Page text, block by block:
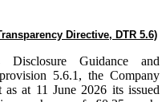
Directive, DTR 5.6)
Guidance and
5.6.1, the Company
at 11 June 2026 its issued